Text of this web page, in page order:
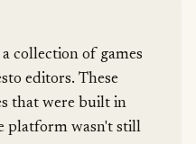
collection of games
editors. These
that were built in
platform wasn't still